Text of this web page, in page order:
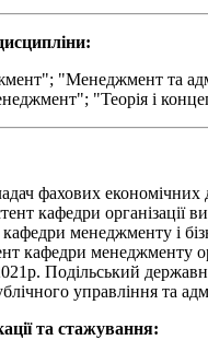
"Менеджмент та
"Теорія і
фахових
кафедри організації
менеджменту і
кафедри менеджменту
Подільський
управління та
та стажування: